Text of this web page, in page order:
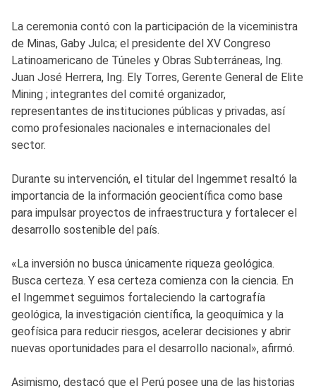
La ceremonia contó con la participación de la viceministra
de Minas, Gaby Julca; el presidente del XV Congreso
Latinoamericano de Túneles y Obras Subterráneas, Ing.
Juan José Herrera, Ing. Ely Torres, Gerente General de Elite
Mining ; integrantes del comité organizador,
representantes de instituciones públicas y privadas, así
como profesionales nacionales e internacionales del
sector.
Durante su intervención, el titular del Ingemmet resaltó la
importancia de la información geocientífica como base
para impulsar proyectos de infraestructura y fortalecer el
desarrollo sostenible del país.
«La inversión no busca únicamente riqueza geológica.
Busca certeza. Y esa certeza comienza con la ciencia. En
el Ingemmet seguimos fortaleciendo la cartografía
geológica, la investigación científica, la geoquímica y la
geofísica para reducir riesgos, acelerar decisiones y abrir
nuevas oportunidades para el desarrollo nacional», afirmó.
Asimismo, destacó que el Perú posee una de las historias